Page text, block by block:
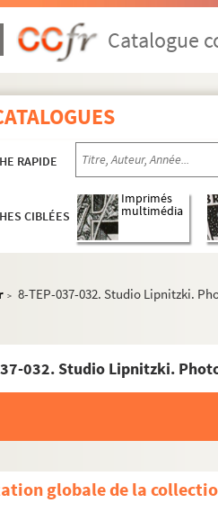
Catalogue
RAPIDE
CIBLÉES
Imprimés
multimédia
> 8-TEP-037-032. Studio Lipnitzki.
032. Studio Lipnitzki.
globale de la
Robinson Crusoé (1935)